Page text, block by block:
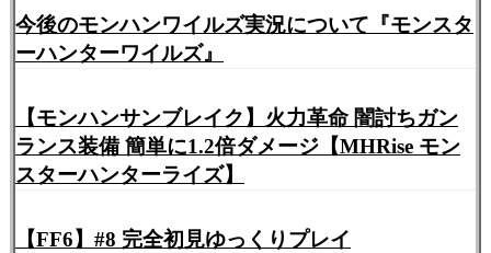
今後のモンハンワイルズ実況について『モンスタ
ーハンターワイルズ』
【モンハンサンブレイク】火力革命 闇討ちガン
ランス装備 簡単に1.2倍ダメージ【MHRise モン
スターハンターライズ】
【FF6】#8 完全初見ゆっくりプレイ